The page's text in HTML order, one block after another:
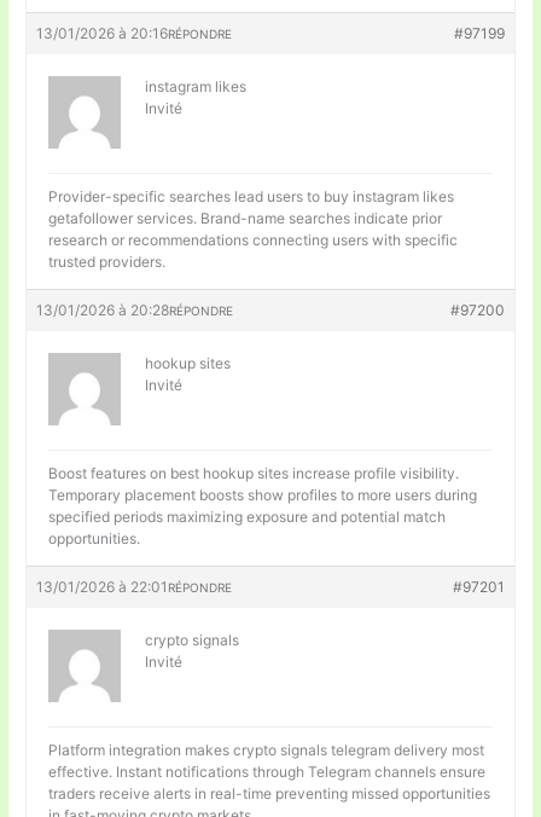
13/01/2026 à 20:16 #97199
RÉPONDRE
instagram likes
Invité
Provider-specific searches lead users to buy instagram likes
getafollower services. Brand-name searches indicate prior
research or recommendations connecting users with specific
trusted providers.
13/01/2026 à 20:28 #97200
RÉPONDRE
hookup sites
Invité
Boost features on best hookup sites increase profile visibility.
Temporary placement boosts show profiles to more users during
specified periods maximizing exposure and potential match
opportunities.
13/01/2026 à 22:01 #97201
RÉPONDRE
crypto signals
Invité
Platform integration makescrypto signals telegram delivery most
effective. Instant notifications through Telegram channels ensure
traders receive alerts in real-time preventing missed opportunities